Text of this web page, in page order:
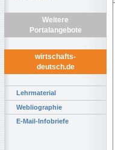
Weitere
Portalangebote
wirtschafts-
deutsch.de
Lehrmaterial
Webliographie
E-Mail-Infobriefe